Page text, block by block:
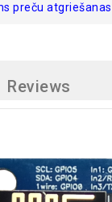
preču
Reviews